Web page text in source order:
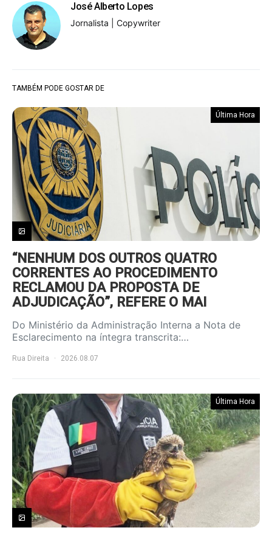
José Alberto Lopes
Jornalista | Copywriter
TAMBÉM PODE GOSTAR DE
Última Hora
“NENHUM DOS OUTROS QUATRO
CORRENTES AO PROCEDIMENTO
RECLAMOU DA PROPOSTA DE
ADJUDICAÇÃO”, REFERE O MAI
Do Ministério da Administração Interna a Nota de
Esclarecimento na íntegra transcrita:…
Rua Direita 2026.08.07
Última Hora